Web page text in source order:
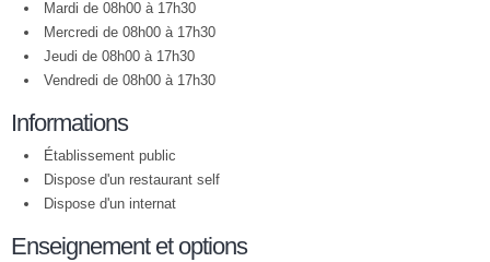
Mardi de 08h00 à 17h30
Mercredi de 08h00 à 17h30
Jeudi de 08h00 à 17h30
Vendredi de 08h00 à 17h30
Informations
Établissement public
Dispose d'un restaurant self
Dispose d'un internat
Enseignement et options